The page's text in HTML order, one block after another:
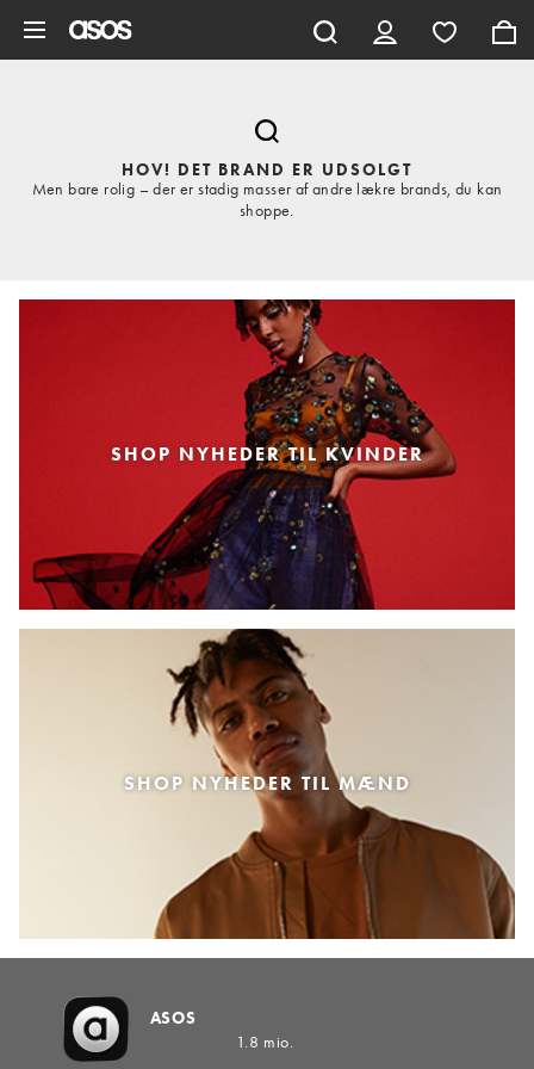
HOV! DET BRAND ER UDSOLGT
Men bare rolig – der er stadig masser af andre lækre brands, du kan
shoppe.
SHOP NYHEDER TIL KVINDER
SHOP NYHEDER TIL MÆND
ASOS
1.8 mio.